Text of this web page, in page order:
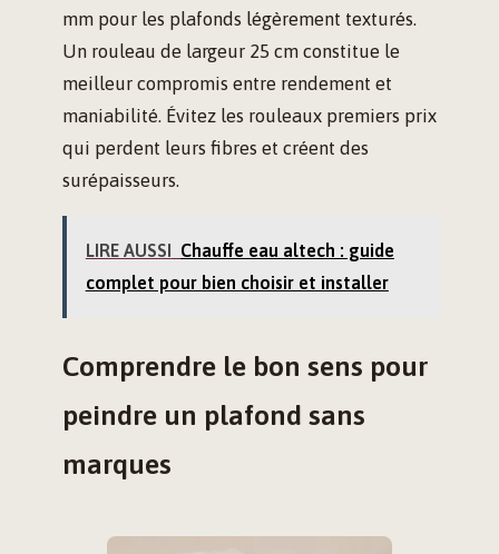
mm pour les plafonds légèrement texturés.
Un rouleau de largeur 25 cm constitue le
meilleur compromis entre rendement et
maniabilité. Évitez les rouleaux premiers prix
qui perdent leurs fibres et créent des
surépaisseurs.
LIRE AUSSI Chauffe eau altech : guide
complet pour bien choisir et installer
Comprendre le bon sens pour
peindre un plafond sans
marques